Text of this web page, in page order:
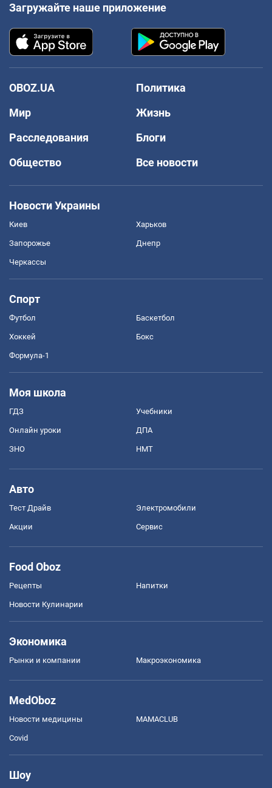
Загружайте наше приложение
OBOZ.UA
Политика
Мир
Жизнь
Расследования
Блоги
Общество
Все новости
Новости Украины
Киев Харьков
Запорожье Днепр
Черкассы
Спорт
Футбол Баскетбол
Хоккей Бокс
Формула-1
Моя школа
ГДЗ Учебники
Онлайн уроки ДПА
ЗНО НМТ
Авто
Тест Драйв Электромобили
Акции Сервис
Food Oboz
Рецепты Напитки
Новости Кулинарии
Экономика
Рынки и компании Mакроэкономика
MedOboz
Новости медицины MAMACLUB
Covid
Шоу